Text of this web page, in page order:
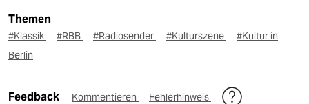
Themen
#Klassik #RBB #Radiosender #Kulturszene
#Kultur in
Berlin
Feedback Kommentieren Fehlerhinweis